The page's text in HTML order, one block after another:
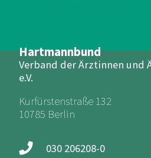
Hartmannbund
Verband der Ärztinnen und
e.V.
Kurfürstenstraße 132
10785 Berlin
030 206208-0